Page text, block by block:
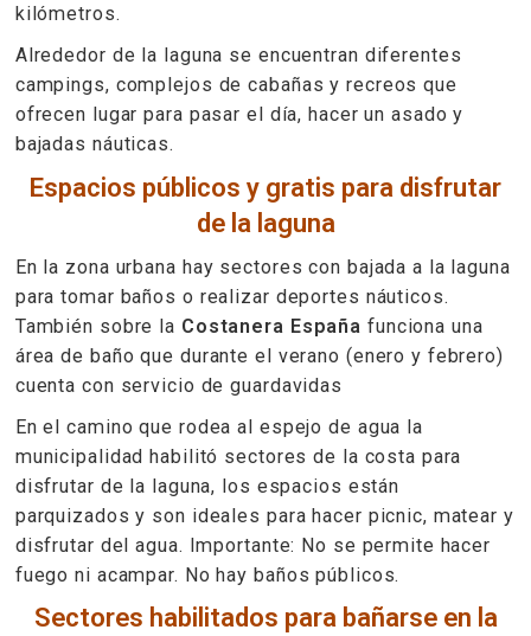
kilómetros.
Alrededor de la laguna se encuentran diferentes
campings, complejos de cabañas y recreos que
ofrecen lugar para pasar el día, hacer un asado y
bajadas náuticas.
Espacios públicos y gratis para disfrutar
de la laguna
En la zona urbana hay sectores con bajada a la laguna
para tomar baños o realizar deportes náuticos.
También sobre la Costanera España funciona una
área de baño que durante el verano (enero y febrero)
cuenta con servicio de guardavidas
En el camino que rodea al espejo de agua la
municipalidad habilitó sectores de la costa para
disfrutar de la laguna, los espacios están
parquizados y son ideales para hacer picnic, matear y
disfrutar del agua. Importante: No se permite hacer
fuego ni acampar. No hay baños públicos.
Sectores habilitados para bañarse en la